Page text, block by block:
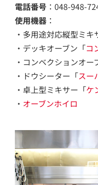
電話番号 ：048-948-
使用機器 ：
・多用途対応縦型ミキ
・デッキオーブン「コ
・コンベクションオー
・ドウシーター「スー
・卓上型ミキサー「ケ
・ オーブンホイロ